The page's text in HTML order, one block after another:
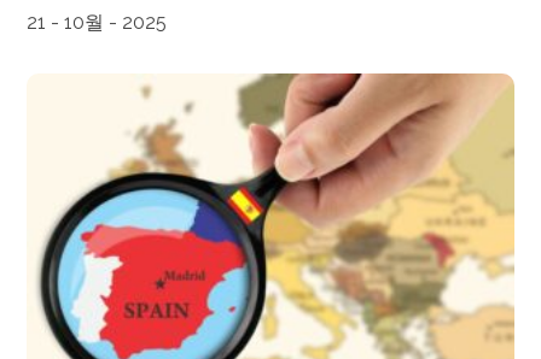
21 - 10월 - 2025